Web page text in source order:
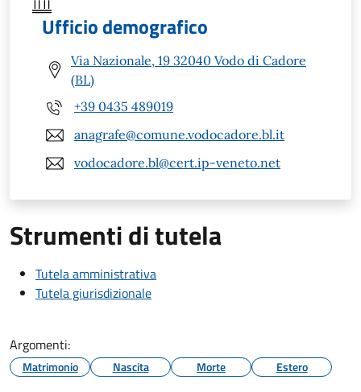
Ufficio demografico
Via Nazionale, 19 32040 Vodo di Cadore
(BL)
+39 0435 489019
anagrafe@comune.vodocadore.bl.it
vodocadore.bl@cert.ip-veneto.net
Strumenti di tutela
Tutela amministrativa
Tutela giurisdizionale
Argomenti:
Matrimonio Nascita Morte Estero